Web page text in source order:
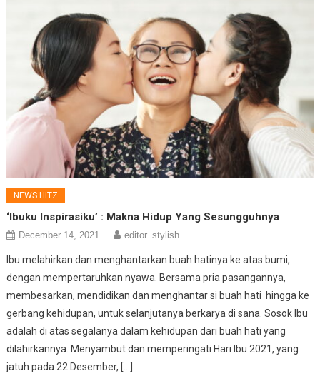
NEWS HITZ
‘Ibuku Inspirasiku’ : Makna Hidup Yang Sesungguhnya
December 14, 2021 editor_stylish
Ibu melahirkan dan menghantarkan buah hatinya ke atas bumi,
dengan mempertaruhkan nyawa. Bersama pria pasangannya,
membesarkan, mendidikan dan menghantar si buah hati hingga ke
gerbang kehidupan, untuk selanjutanya berkarya di sana. Sosok Ibu
adalah di atas segalanya dalam kehidupan dari buah hati yang
dilahirkannya. Menyambut dan memperingati Hari Ibu 2021, yang
jatuh pada 22 Desember, […]